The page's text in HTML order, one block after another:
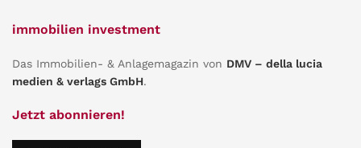
immobilien investment
Das Immobilien- & Anlagemagazin von DMV – della lucia
medien & verlags GmbH.
Jetzt abonnieren!